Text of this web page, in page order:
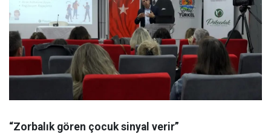
“Zorbalık gören çocuk sinyal verir”